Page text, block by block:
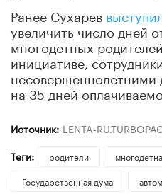
Ранее Сухарев
увеличить число дней
многодетных
инициативе,
несовершеннолетними
на 35 дней
Источник: LENTA-
Теги:
родители
Государственная дума